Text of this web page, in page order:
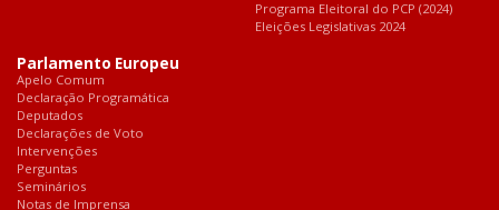
Programa Eleitoral do PCP (2024)
Eleições Legislativas 2024
Parlamento Europeu
Apelo Comum
Declaração Programática
Deputados
Declarações de Voto
Intervenções
Perguntas
Seminários
Notas de Imprensa